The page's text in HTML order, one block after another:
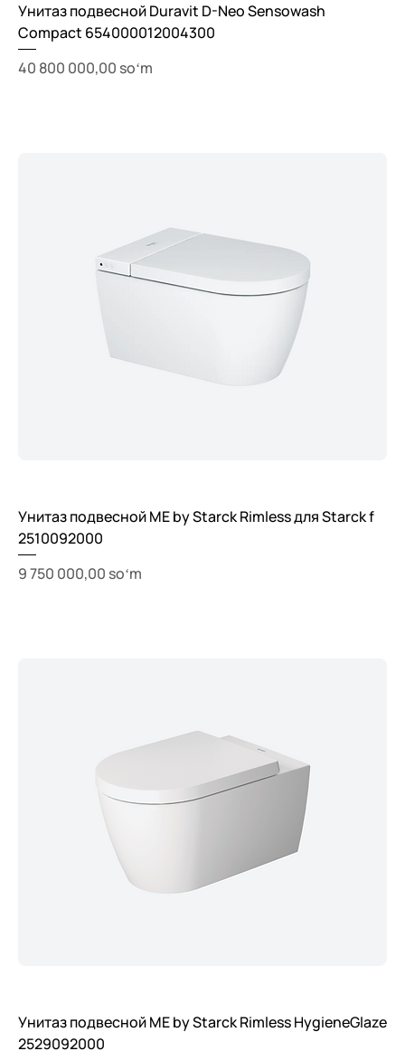
Унитаз подвесной Duravit D-Neo Sensowash
Compact 654000012004300
Price
40 800 000,00 soʻm
Унитаз подвесной ME by Starck Rimless для Starck f
2510092000
Price
9 750 000,00 soʻm
Унитаз подвесной ME by Starck Rimless HygieneGlaze
2529092000